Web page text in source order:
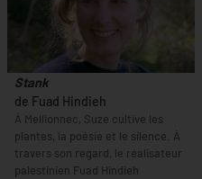
Stank
de Fuad Hindieh
À Mellionnec, Suze cultive les
plantes, la poésie et le silence. À
travers son regard, le réalisateur
palestinien Fuad Hindieh